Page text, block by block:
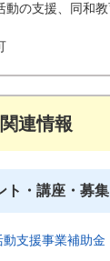
動の支援、同和
関連情報
ト・講座・募集
支援事業補助金